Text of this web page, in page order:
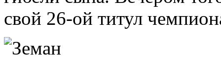
свой 26-ой титул